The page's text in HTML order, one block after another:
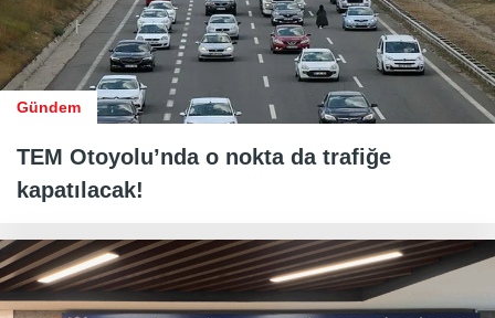
Gündem
TEM Otoyolu’nda o nokta da trafiğe
kapatılacak!